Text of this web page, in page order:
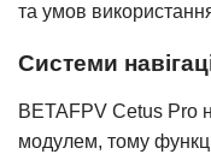
та умов
Системи
BETAFPV Cetus Pro
модулем, тому